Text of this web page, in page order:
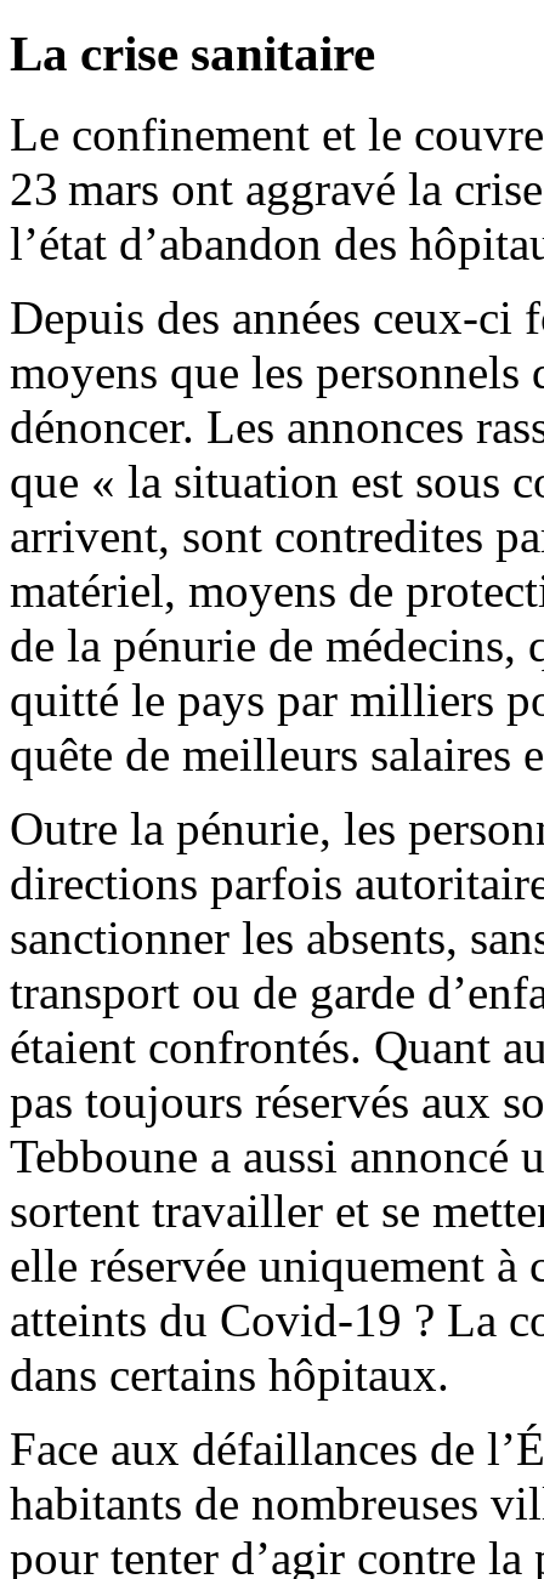
La crise sanitaire
Le confinement et le
23 mars ont aggravé la
l’état d’abandon des
Depuis des années ceux-ci
moyens que les personnels
dénoncer. Les annonces
que « la situation est sous
arrivent, sont contredites
matériel, moyens de
de la pénurie de médecins,
quitté le pays par milliers
quête de meilleurs salaires
Outre la pénurie, les
directions parfois
sanctionner les absents,
transport ou de garde
étaient confrontés. Quant
pas toujours réservés aux
Tebboune a aussi annoncé
sortent travailler et se
elle réservée uniquement
atteints du Covid-19 ? La
dans certains hôpitaux.
Face aux défaillances de
habitants de nombreuses
pour tenter d’agir contre la